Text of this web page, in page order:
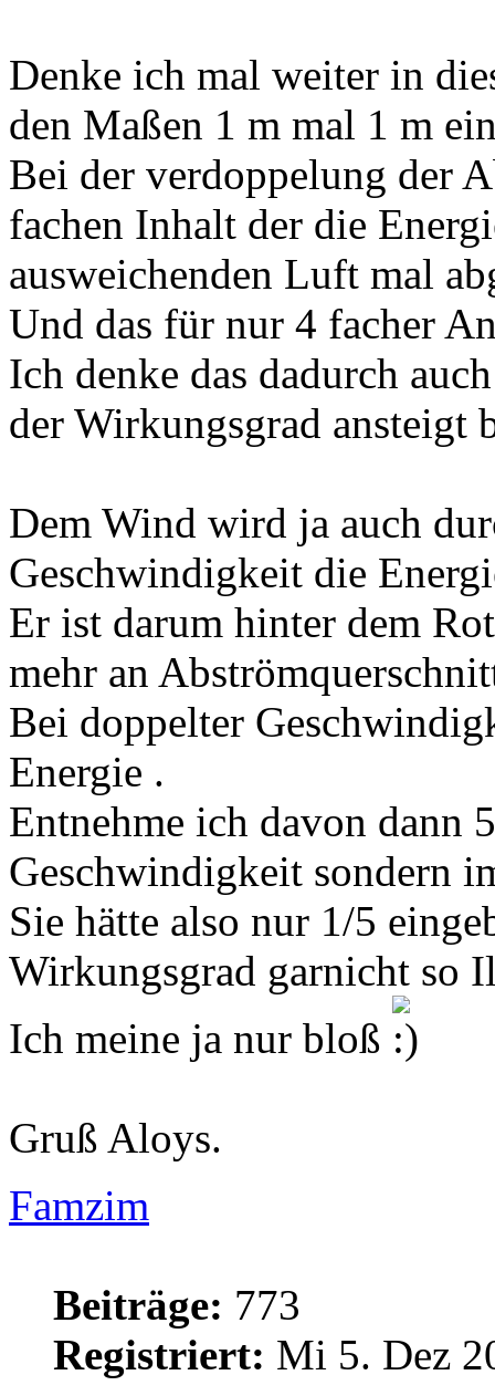
Denke ich mal weiter in
den Maßen 1 m mal 1 m
Bei der verdoppelung der
fachen Inhalt der die
ausweichenden Luft mal
Und das für nur 4 facher
Ich denke das dadurch
der Wirkungsgrad ansteigt
Dem Wind wird ja auch
Geschwindigkeit die
Er ist darum hinter dem
mehr an
Bei doppelter
Energie .
Entnehme ich davon dann
Geschwindigkeit sondern
Sie hätte also nur 1/5
Wirkungsgrad garnicht so
Ich meine ja nur bloß
Gruß Aloys.
Famzim
Beiträge: 773
Registriert: Mi 5. Dez